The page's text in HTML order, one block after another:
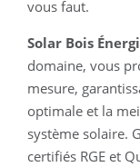
vous faut.
Solar Bois
domaine, vous
mesure,
optimale et la
système solaire.
certifiés RGE et